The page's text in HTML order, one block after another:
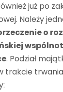
już po
Należy
o
. Podział
trakcie